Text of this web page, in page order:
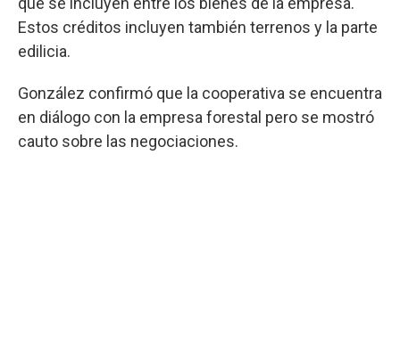
Estos créditos incluyen también terrenos y la parte
edilicia.
González confirmó que la cooperativa se encuentra
en diálogo con la empresa forestal pero se mostró
cauto sobre las negociaciones.